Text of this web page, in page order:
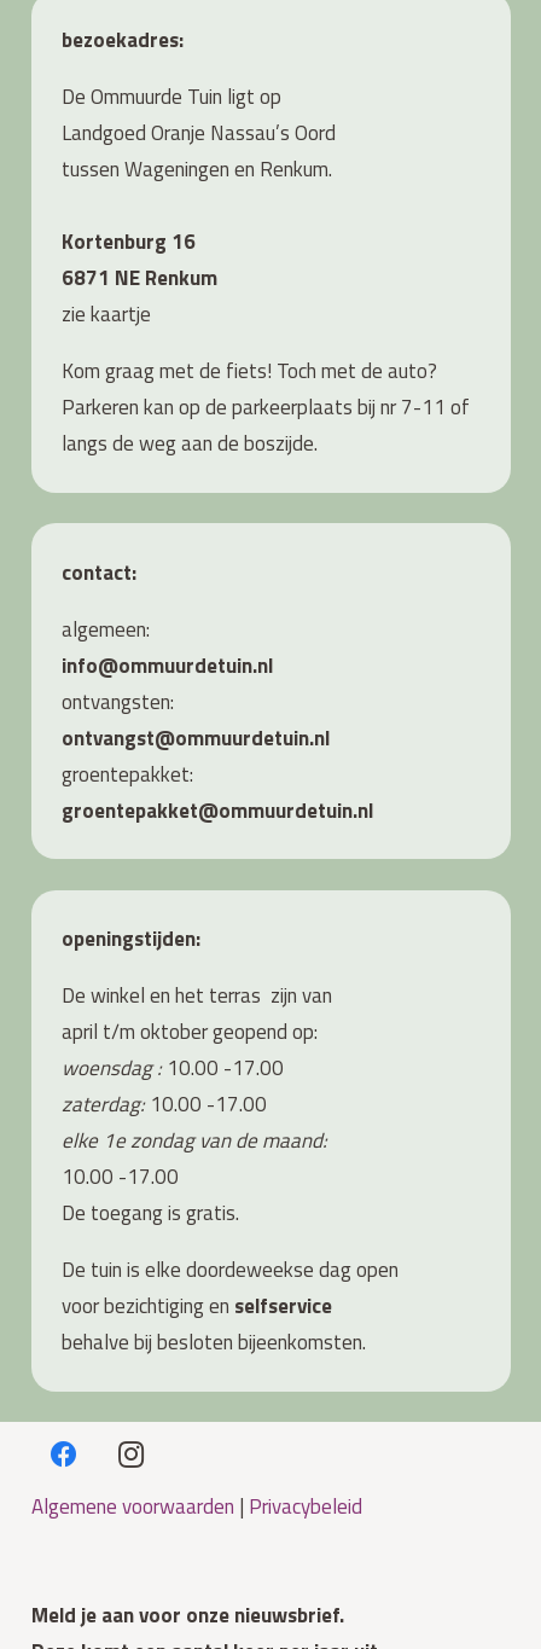
bezoekadres:
De Ommuurde Tuin ligt op
Landgoed Oranje Nassau’s Oord
tussen Wageningen en Renkum.
Kortenburg 16
6871 NE Renkum
ziekaartje
Kom graag met de fiets! Toch met de auto?
Parkeren kan op de parkeerplaats bij nr 7-11 of
langs de weg aan de boszijde.
contact:
algemeen:
info@ommuurdetuin.nl
ontvangsten:
ontvangst@ommuurdetuin.nl
groentepakket:
groentepakket@ommuurdetuin.nl
openingstijden:
De winkel en het terras zijn van
april t/m oktober geopend op:
woensdag :10.00 -17.00
zaterdag: 10.00 -17.00
elke 1e zondag van de maand:
10.00 -17.00
De toegang is gratis.
De tuin is elke doordeweekse dag open
voor bezichtiging en selfservice
behalve bij besloten bijeenkomsten.
Algemene voorwaarden | Privacybeleid
Meld je aan voor onze nieuwsbrief.